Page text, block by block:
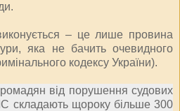
– це лише провина
яка не бачить очевидного
кодексу України).
від порушення судових
складають щороку більше 300